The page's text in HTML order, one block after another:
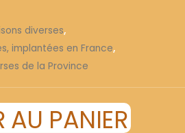
diverses,
implantées en France,
de la Province
AU PANIER